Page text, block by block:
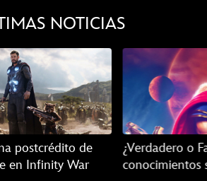
NOTICIAS
postcrédito de
en Infinity War
¿Verdadero o
conocimientos